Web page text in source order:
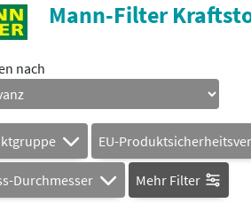
Mann-Filter
nach
EU-
Durchmesser Mehr Filter